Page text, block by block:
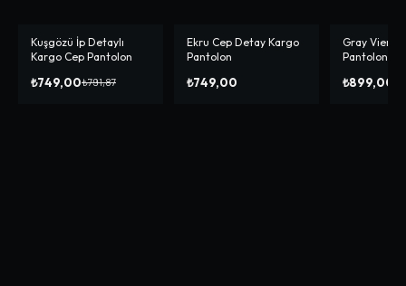
-%5
Kuşgözü İp Detaylı
Kargo Cep Pantolon
₺749,00₺791,87
Ekru Cep Detay Kargo
Pantolon
₺749,00
-%3
Gray Vien
Pantolon
₺899,00